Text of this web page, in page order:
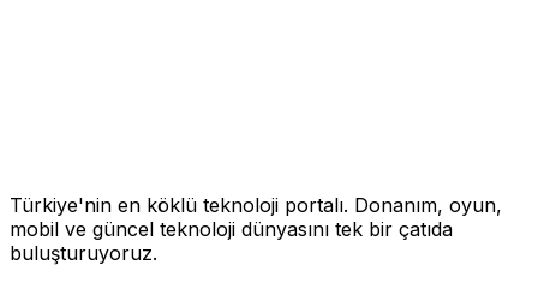
Türkiye'nin en köklü teknoloji portalı. Donanım, oyun,
mobil ve güncel teknoloji dünyasını tek bir çatıda
buluşturuyoruz.